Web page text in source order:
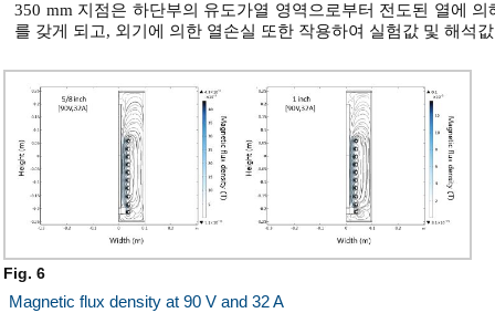
350 mm 지점은 하단부의 유도가열 영역으로부터 전도된 열에
를 갖게 되고, 외기에 의한 열손실 또한 작용하여 실험값 및 해석
Fig. 6
Magnetic flux density at 90 V and 32 A